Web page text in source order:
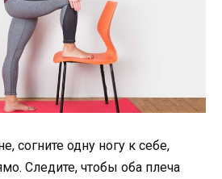
согните одну ногу к себе,
Следите, чтобы оба плеча